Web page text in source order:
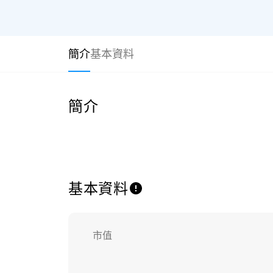
簡介基本資料
簡介
基本資料
市值